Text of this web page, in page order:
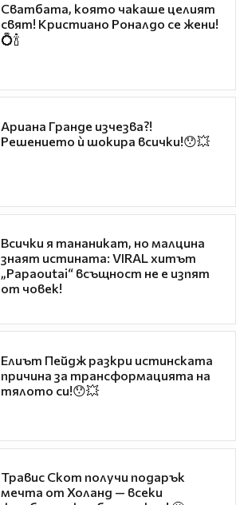
Сватбата, която чакаше целият
свят! Кристиано Роналдо се жени!
💍🍾
Ариана Гранде изчезва?!
Решението ѝ шокира всички!😯💥
Всички я тананикат, но малцина
знаят истината: VIRAL хитът
„Papaoutai“ всъщност не е изпят
от човек!
Елиът Пейдж разкри истинската
причина за трансформацията на
тялото си!😯💥
Травис Скот получи подарък
мечта от Холанд — всеки